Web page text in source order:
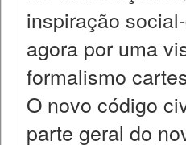
inspiração
agora por uma
formalismo
O novo código
parte geral do